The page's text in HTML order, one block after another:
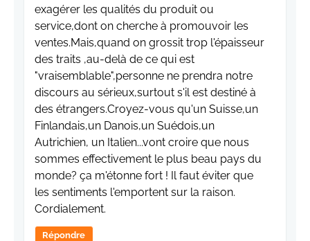
exagérer les qualités du produit ou
service,dont on cherche à promouvoir les
ventes.Mais,quand on grossit trop l'épaisseur
des traits ,au-delà de ce qui est
"vraisemblable",personne ne prendra notre
discours au sérieux,surtout s'il est destiné à
des étrangers.Croyez-vous qu'un Suisse,un
Finlandais,un Danois,un Suédois,un
Autrichien, un Italien...vont croire que nous
sommes effectivement le plus beau pays du
monde? ça m'étonne fort ! Il faut éviter que
les sentiments l'emportent sur la raison.
Cordialement.
Répondre